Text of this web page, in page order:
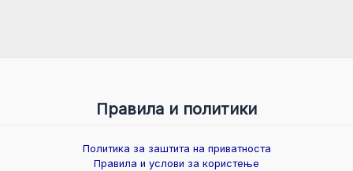
Правила и политики
Политика за заштита на приватноста
Правила и услови за користење